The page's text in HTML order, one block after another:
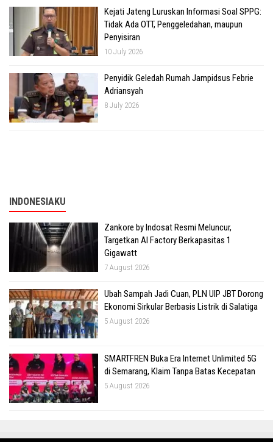
Kejati Jateng Luruskan Informasi Soal SPPG:
Tidak Ada OTT, Penggeledahan, maupun
Penyisiran
10 July 2026
Penyidik Geledah Rumah Jampidsus Febrie
Adriansyah
8 July 2026
INDONESIAKU
Zankore by Indosat Resmi Meluncur,
Targetkan AI Factory Berkapasitas 1
Gigawatt
7 August 2026
Ubah Sampah Jadi Cuan, PLN UIP JBT Dorong
Ekonomi Sirkular Berbasis Listrik di Salatiga
5 August 2026
SMARTFREN Buka Era Internet Unlimited 5G
di Semarang, Klaim Tanpa Batas Kecepatan
5 August 2026